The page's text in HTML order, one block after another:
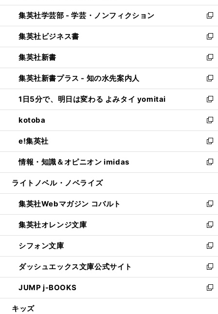
開
く
ウ
で
開
く
ン
ド
ウ
で
開
く
ウ
ィ
ン
ド
ウ
で
開
く
集英社学芸部 - 学芸・ノンフィクション
新
し
い
ウ
ィ
ン
ド
ウ
で
開
く
集英社ビジネス書
新
し
い
ウ
ィ
ン
ド
ウ
で
開
く
集英社新書
新
し
い
ウ
ィ
ン
ド
ウ
で
開
く
集英社新書プラス - 知の水先案内人
新
し
い
ウ
ィ
ン
ド
ウ
で
開
1日5分で、明日は変わる よみタイ yomitai
新
し
い
ウ
ィ
ン
ド
ウ
開
く
kotoba
新
し
い
ウ
ィ
ン
ウ
で
開
く
e!集英社
新
し
い
ウ
ン
ド
ウ
で
開
く
情報・知識＆オピニオン imidas
新
し
ウ
ィ
ン
ド
ウ
で
開
く
ライトノベル・ノベライズ
集英社Webマガジン コバルト
新
し
い
ウ
ィ
ン
ド
ウ
で
開
集英社オレンジ文庫
新
し
い
ウ
ィ
ン
ド
ウ
シフォン文庫
新
し
い
ウ
ィ
ン
ダッシュエックス文庫公式サイト
新
し
い
ウ
JUMP j-BOOKS
新
し
キッズ